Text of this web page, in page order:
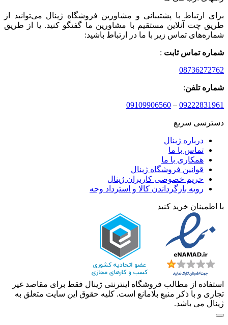
برای ارتباط با پشتیبانی و مشاورین فروشگاه ژینال می‌توانید از
طریق چت آنلاین مستقیم با مشاورین ما گفتگو کنید. یا از طریق
شماره‌های تماس زیر با ما در ارتباط باشید:
شماره تماس ثابت :
08736272762
شماره تلفن:
09222831961
–
09109906560
دسترسی سریع
درباره ژینال
تماس با ما
همکاری با ما
قوانین فروشگاه ژینال
حریم خصوصی کاربران ژینال
رویه بازگرداندن کالا و استرداد وجه
با اطمینان خرید کنید
استفاده از مطالب فروشگاه اینترنتی ژینال فقط برای مقاصد غیر
تجاری و با ذکر منبع بلامانع است. کلیه حقوق این سایت متعلق به
ژینال می باشد.